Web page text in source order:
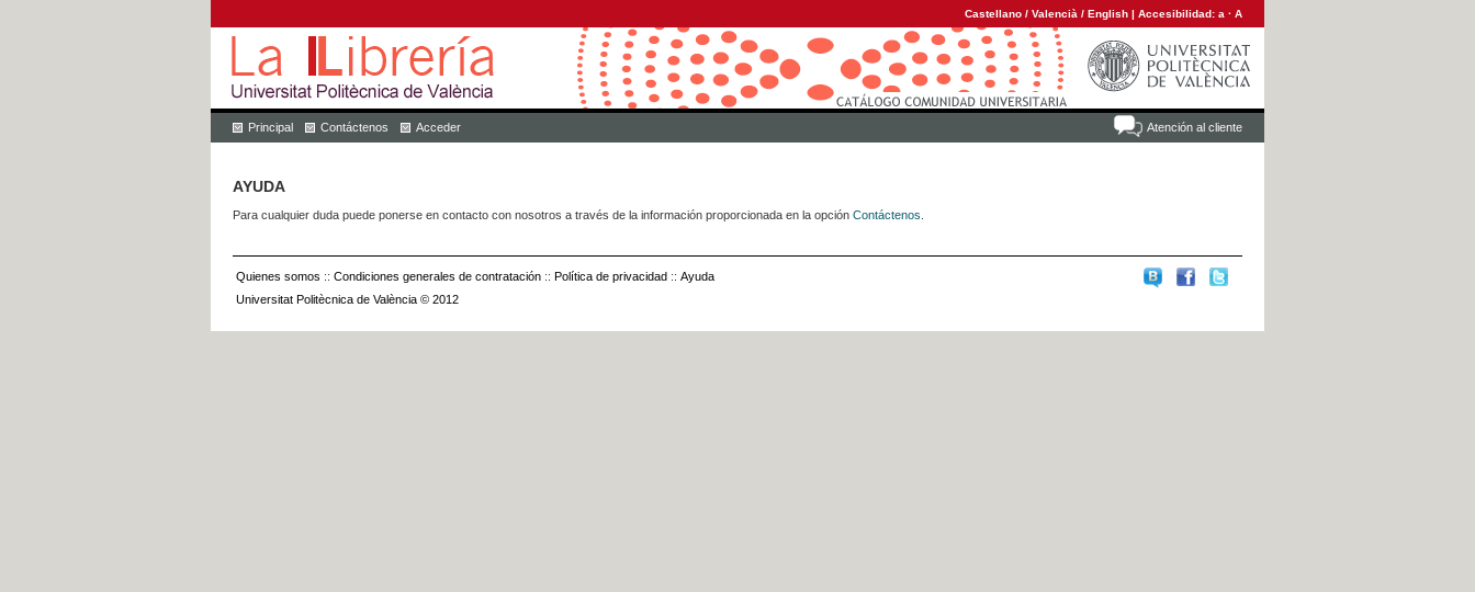
Castellano / Valencià / English | Accesibilidad: a · A
Atención al cliente
Principal Contáctenos Acceder
AYUDA
Para cualquier duda puede ponerse en contacto con nosotros a través de la información proporcionada en la opción Contáctenos
Quienes somos :: Condiciones generales de contratación :: Política de privacidad :: Ayuda
Universitat Politècnica de València © 2012